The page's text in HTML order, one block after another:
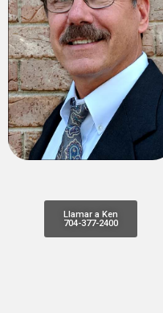
Llamar a Ken
704-377-2400